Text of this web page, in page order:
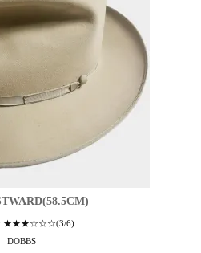
: ★★★☆☆☆(3/6)
DOBBS